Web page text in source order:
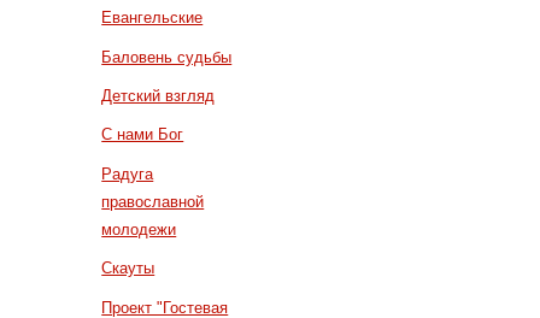
Евангельские
Баловень судьбы
Детский взгляд
С нами Бог
Радуга
православной
молодежи
Скауты
Проект "Гостевая